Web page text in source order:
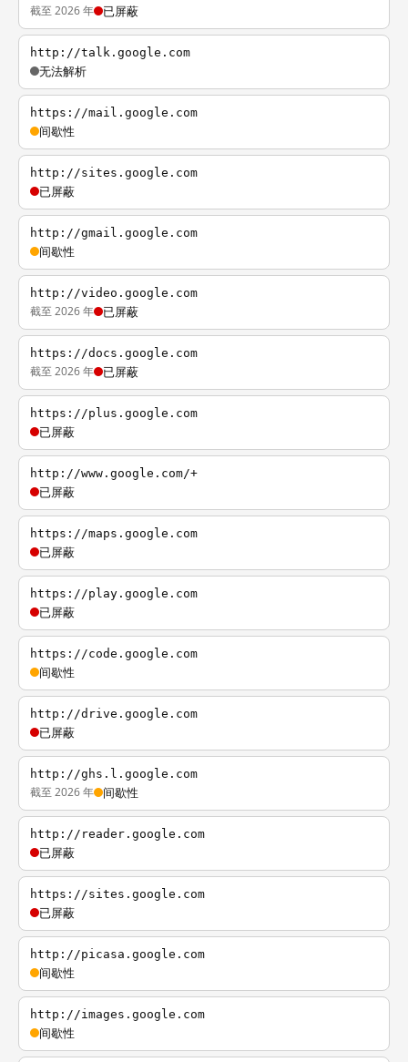
截至 2026 年 已屏蔽
http://talk.google.com
无法解析
https://mail.google.com
间歇性
http://sites.google.com
已屏蔽
http://gmail.google.com
间歇性
http://video.google.com
截至 2026 年 已屏蔽
https://docs.google.com
截至 2026 年 已屏蔽
https://plus.google.com
已屏蔽
http://www.google.com/+
已屏蔽
https://maps.google.com
已屏蔽
https://play.google.com
已屏蔽
https://code.google.com
间歇性
http://drive.google.com
已屏蔽
http://ghs.l.google.com
截至 2026 年 间歇性
http://reader.google.com
已屏蔽
https://sites.google.com
已屏蔽
http://picasa.google.com
间歇性
http://images.google.com
间歇性